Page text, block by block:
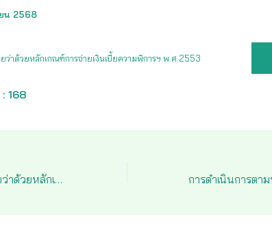
น 2568
ว่าด้วยหลักเกณฑ์การจ่ายเงินเบี้ยความพิการฯ พ.ศ.2553
168
ระเบียบกระทรวงมหาดไทยว่าด้วยหลักเกณฑ์การจ่ายเงินเบี้ยความพิการ ฉบับที่ 2 พ.ศ.2559